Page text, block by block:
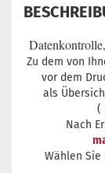
Datenkontrolle,
Zu dem von
vor dem
als
(
Nach
Wählen